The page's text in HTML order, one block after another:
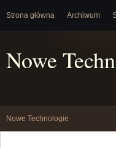
Strona główna Archiwum
Nowe
Nowe Technologie